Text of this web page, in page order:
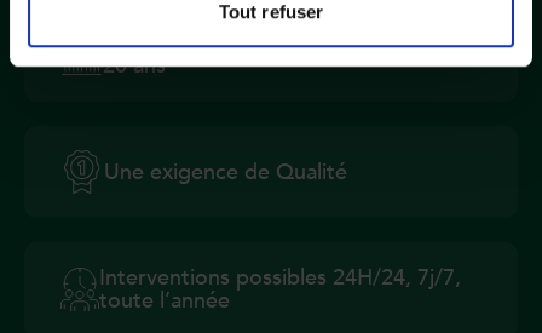
Tout refuser
Le savoir-faire d’un réseau de plus de
20 ans
Une exigence de Qualité
Interventions possibles 24H/24, 7j/7,
toute l’année